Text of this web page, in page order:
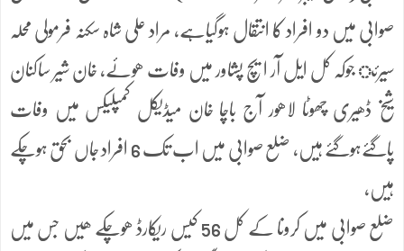
صوابی میں دو افراد کا انتقال ہوگیاہے، مراد علی شاہ سکنہ فرمولی محلہ
سیرئ جوکہ کل ایل آر ایچ پشاور میں وفات ھوئے، خان شیر ساکنان
شیخ ڈھیری چھوٹا لاھور آج باچا خان میڈیکل کمپلیکس میں وفات
پاگئےہوگئے ہیں، ضلع صوابی میں اب تک 6 افراد جاں بحق ہوچکے
ہیں،
ضلع صوابی میں کرونا کے کل 56 کیس ریکارڈ ھوچکے ھیں جس میں